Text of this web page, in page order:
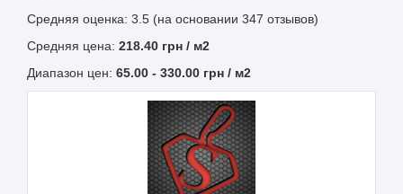
Средняя оценка: 3.5 (на основании 347 отзывов)
Средняя цена: 218.40 грн / м2
Диапазон цен: 65.00 - 330.00 грн / м2